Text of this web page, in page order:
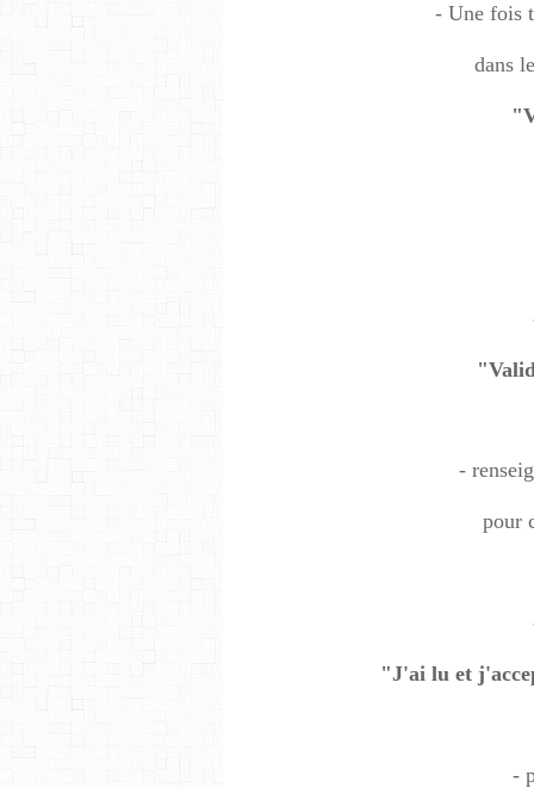
- Une fois
dans
-
pour
"J'ai lu et
-